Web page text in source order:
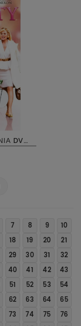
SEX AND THE CITY Η ΤΑΙΝΙΑ DVD USED
7 8 9
10
18 19 20
21
29 30 31
32
40 41 42
43
51 52 53
54
62 63 64
65
73 74 75
76